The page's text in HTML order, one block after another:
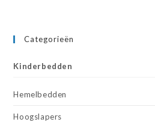
Categorieën
Kinderbedden
Hemelbedden
Hoogslapers